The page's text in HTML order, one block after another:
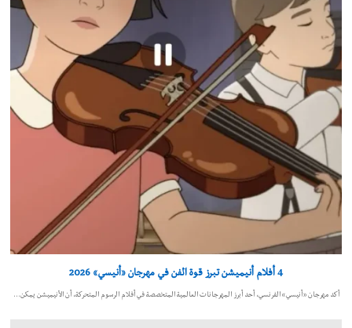
4 أفلام أنيميشن تبرز قوة الفن في مهرجان «أنيسي» 2026
أكد مهرجان «أنيسي» الفرنسي، أحد أبرز المهرجانات العالمية المتخصصة في أفلام الرسوم المتحركة، أن الأنيميشن يمكن…